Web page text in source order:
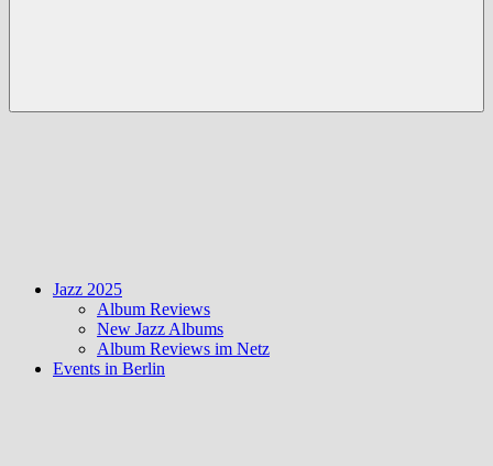
Jazz 2025
Album Reviews
New Jazz Albums
Album Reviews im Netz
Events in Berlin